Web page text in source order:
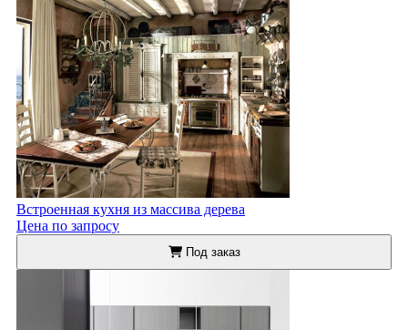
Встроенная кухня из массива дерева
Цена по запросу
Под заказ